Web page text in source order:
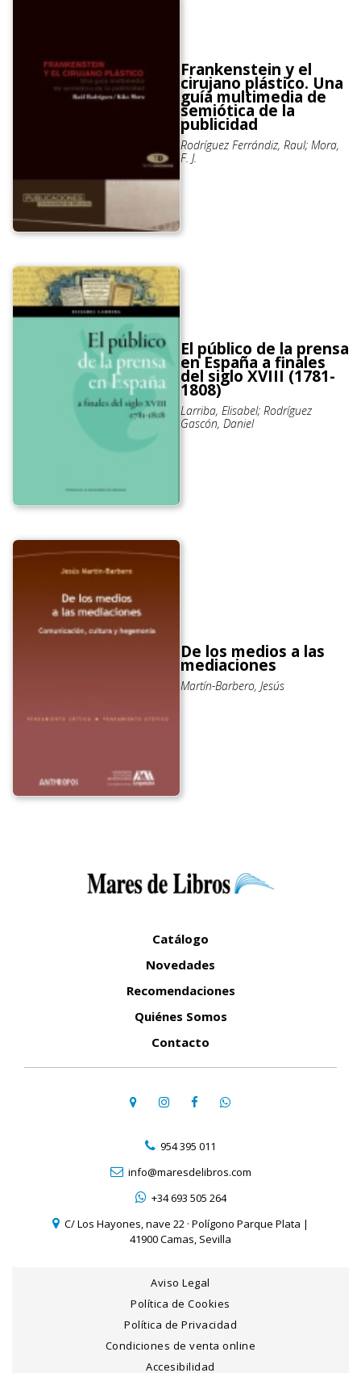
Frankenstein y el
cirujano plástico. Una
guía multimedia de
semiótica de la
publicidad
Rodríguez Ferrándiz, Raul; Mora,
F. J.
El público de la prensa
en España a finales
del siglo XVIII (1781-
1808)
Larriba, Elisabel; Rodríguez
Gascón, Daniel
De los medios a las
mediaciones
Martín-Barbero, Jesús
Catálogo
Novedades
Recomendaciones
Quiénes Somos
Contacto
954 395 011
info@maresdelibros.com
+34 693 505 264
C/ Los Hayones, nave 22 · Polígono Parque Plata |
41900 Camas, Sevilla
Aviso Legal
Política de Cookies
Política de Privacidad
Condiciones de venta online
Accesibilidad